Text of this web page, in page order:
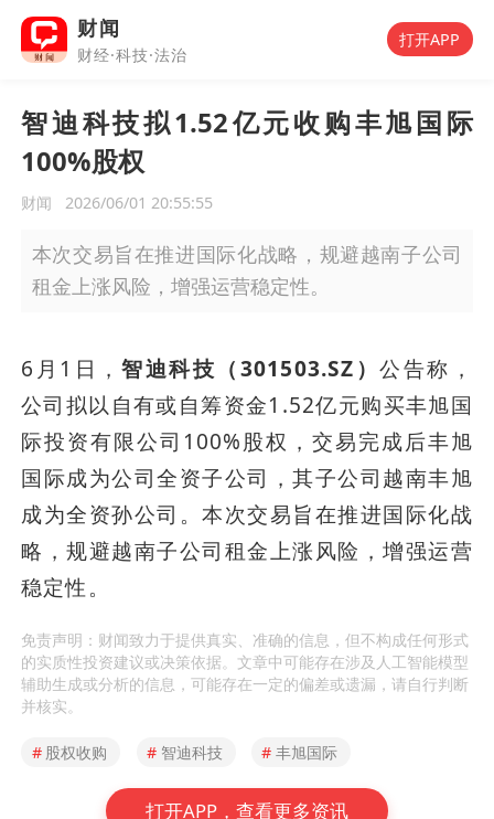
财闻
财经·科技·法治
打开APP
智迪科技拟1.52亿元收购丰旭国际
100%股权
财闻 2026/06/01 20:55:55
本次交易旨在推进国际化战略，规避越南子公司
租金上涨风险，增强运营稳定性。
6月1日，智迪科技（301503.SZ）公告称，
公司拟以自有或自筹资金1.52亿元购买丰旭国
际投资有限公司100%股权，交易完成后丰旭
国际成为公司全资子公司，其子公司越南丰旭
成为全资孙公司。本次交易旨在推进国际化战
略，规避越南子公司租金上涨风险，增强运营
稳定性。
免责声明：财闻致力于提供真实、准确的信息，但不构成任何形式
的实质性投资建议或决策依据。文章中可能存在涉及人工智能模型
辅助生成或分析的信息，可能存在一定的偏差或遗漏，请自行判断
并核实。
# 股权收购 # 智迪科技 # 丰旭国际
打开APP，查看更多资讯